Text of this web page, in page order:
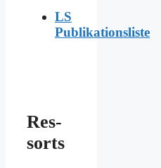
LS
Publikationsliste
Res­
sorts